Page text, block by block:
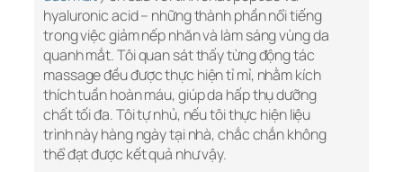
hyaluronic acid – những thành phần nổi tiếng
trong việc giảm nếp nhăn và làm sáng vùng da
quanh mắt. Tôi quan sát thấy từng động tác
massage đều được thực hiện tỉ mỉ, nhằm kích
thích tuần hoàn máu, giúp da hấp thụ dưỡng
chất tối đa. Tôi tự nhủ, nếu tôi thực hiện liệu
trình này hàng ngày tại nhà, chắc chắn không
thể đạt được kết quả như vậy.